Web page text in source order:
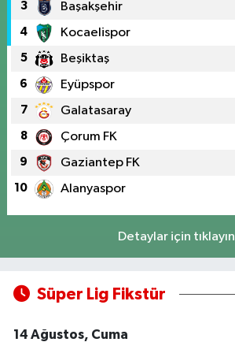
3 Başakşehir
4 Kocaelispor
5 Beşiktaş
6 Eyüpspor
7 Galatasaray
8 Çorum FK
9 Gaziantep FK
10 Alanyaspor
Detaylar için tıklayın
Süper Lig Fikstür
14 Ağustos, Cuma